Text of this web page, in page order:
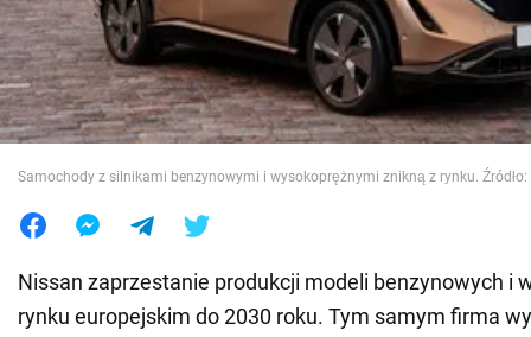
Wojna na Ukrainie
Świat
Jedzenie
Samochody z silnikami benzynowymi i wysokoprężnymi znikną z rynku.
Nissan zaprzestanie produkcji modeli benzynowych i
rynku europejskim do 2030 roku. Tym samym firma